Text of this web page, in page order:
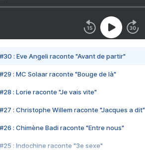
#30 : Eve Angeli raconte "Avant de partir"
#29 : MC Solaar raconte "Bouge de là"
#28 : Lorie raconte "Je vais vite"
#27 : Christophe Willem raconte "Jacques a dit"
#26 : Chimène Badi raconte "Entre nous"
#25 : Indochine raconte "3e sexe"